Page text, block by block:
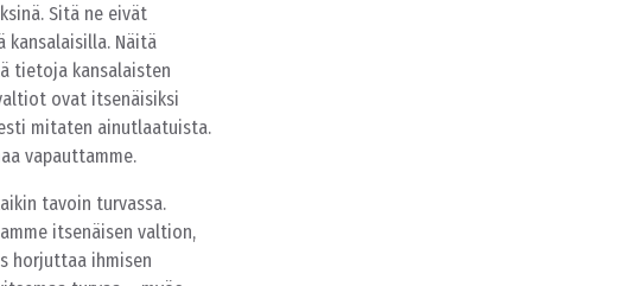
Sitä ne eivät
kansalaisilla. Näitä
tietoja kansalaisten
ovat itsenäisiksi
mitaten ainutlaatuista.
vapauttamme.
tavoin turvassa.
itsenäisen valtion,
horjuttaa ihmisen